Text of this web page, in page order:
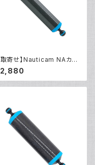
取寄せ】Nauticam NAカー
フロートアームIII 300mm
[40436]